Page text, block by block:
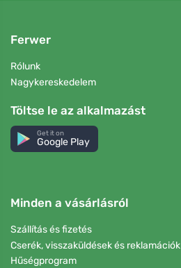
Ferwer
Rólunk
Nagykereskedelem
Töltse le az alkalmazást
Get it on
Google Play
Minden a vásárlásról
Szállítás és fizetés
Cserék, visszaküldések és reklamációk
Hűségprogram